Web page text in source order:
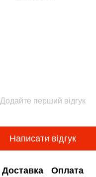
Додайте перший відгук
Написати відгук
Доставка Оплата